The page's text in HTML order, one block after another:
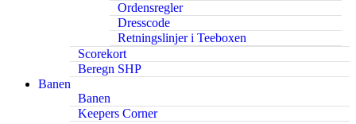
Ordensregler
Dresscode
Retningslinjer i Teeboxen
Scorekort
Beregn SHP
Banen
Banen
Keepers Corner